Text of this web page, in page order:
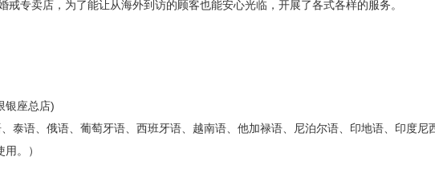
ショップ
戒专卖店，为了能让从海外到访的顾客也能安心光临，开展了各式各样的服务。
银座总店)
泰语、俄语、葡萄牙语、西班牙语、越南语、他加禄语、尼泊尔语、印地语、印度尼
。）